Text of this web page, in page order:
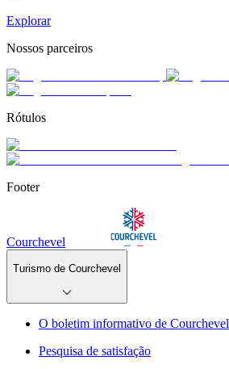
Explorar
Nossos parceiros
Rótulos
Footer
Courchevel
Turismo de Courchevel
O boletim informativo de Courchevel
Pesquisa de satisfação